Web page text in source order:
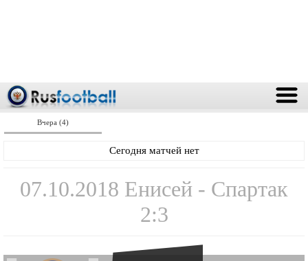
Вчера (4)
Сегодня матчей нет
07.10.2018 Енисей - Спартак
2:3